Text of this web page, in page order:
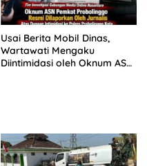
Usai Berita Mobil Dinas,
Wartawati Mengaku
Diintimidasi oleh Oknum ASN